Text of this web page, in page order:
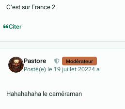
C’est sur France 2
Citer
Pastore Modérateur
Posté(e) le 19 juillet 20224 a
Hahahahaha le caméraman